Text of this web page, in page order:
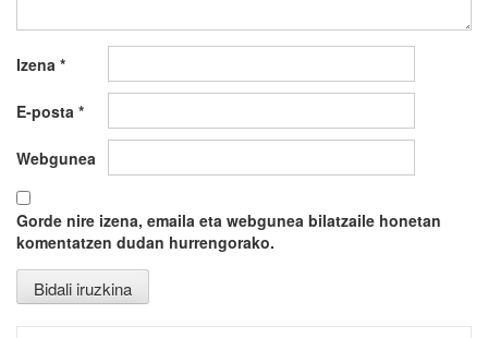
Izena *
E-posta *
Webgunea
Gorde nire izena, emaila eta webgunea bilatzaile honetan
komentatzen dudan hurrengorako.